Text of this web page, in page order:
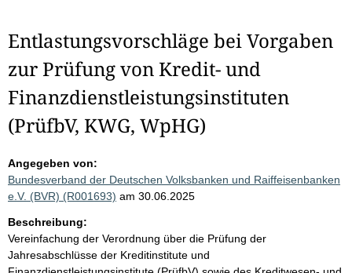
Entlastungsvorschläge bei Vorgaben
zur Prüfung von Kredit- und
Finanzdienstleistungsinstituten
(PrüfbV, KWG, WpHG)
Angegeben von:
Bundesverband der Deutschen Volksbanken und Raiffeisenbanken
e.V. (BVR) (R001693) am 30.06.2025
Beschreibung:
Vereinfachung der Verordnung über die Prüfung der
Jahresabschlüsse der Kreditinstitute und